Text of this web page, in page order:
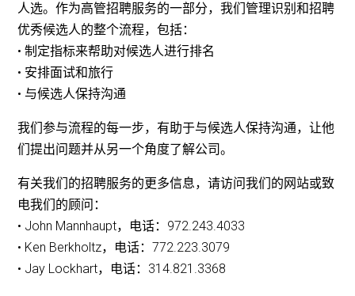
人选。作为高管招聘服务的一部分，我们管理识别和招聘
优秀候选人的整个流程，包括：
• 制定指标来帮助对候选人进行排名
• 安排面试和旅行
• 与候选人保持沟通
我们参与流程的每一步，有助于与候选人保持沟通，让他
们提出问题并从另一个角度了解公司。
有关我们的招聘服务的更多信息，请访问我们的网站或致
电我们的顾问：
• John Mannhaupt，电话：972.243.4033
• Ken Berkholtz，电话：772.223.3079
• Jay Lockhart，电话：314.821.3368